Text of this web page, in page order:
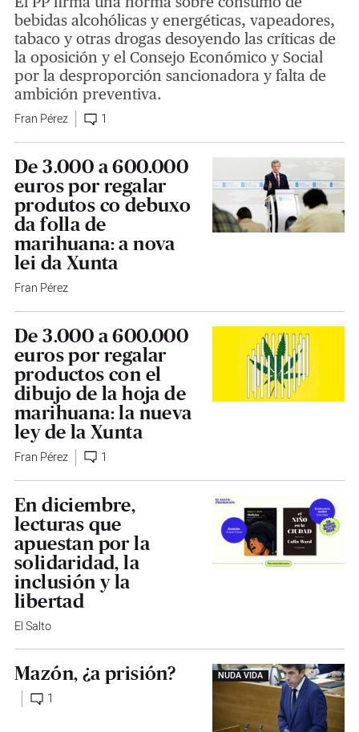
bebidas alcohólicas y energéticas, vapeadores,
tabaco y otras drogas desoyendo las críticas de
la oposición y el Consejo Económico y Social
por la desproporción sancionadora y falta de
ambición preventiva.
Fran Pérez 1
De 3.000 a 600.000
euros por regalar
produtos co debuxo
da folla de
marihuana: a nova
lei da Xunta
Fran Pérez
De 3.000 a 600.000
euros por regalar
productos con el
dibujo de la hoja de
marihuana: la nueva
ley de la Xunta
Fran Pérez 1
En diciembre,
lecturas que
apuestan por la
solidaridad, la
inclusión y la
libertad
El Salto
NUDA VIDA
Mazón, ¿a prisión?
1